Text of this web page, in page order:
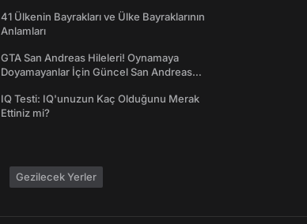
41 Ülkenin Bayrakları ve Ülke Bayraklarının
Anlamları
GTA San Andreas Hileleri! Oynamaya
Doyamayanlar İçin Güncel San Andreas
IQ Testi: IQ'unuzun Kaç Olduğunu Merak
Ettiniz mi?
Gezilecek Yerler